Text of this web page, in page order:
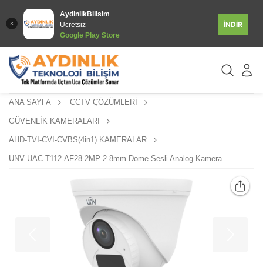
AydinlikBilisim
Ücretsiz
Google Play Store
İNDİR
ANA SAYFA CCTV ÇÖZÜMLERİ
GÜVENLİK KAMERALARI
AHD-TVI-CVI-CVBS(4in1) KAMERALAR
UNV UAC-T112-AF28 2MP 2.8mm Dome Sesli Analog Kamera